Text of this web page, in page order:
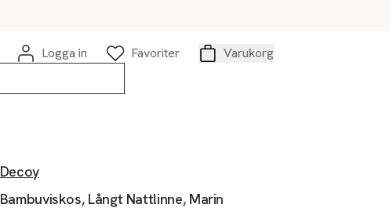
Logga in
Favoriter
Varukorg
Decoy
Bambuviskos, Långt Nattlinne, Marin